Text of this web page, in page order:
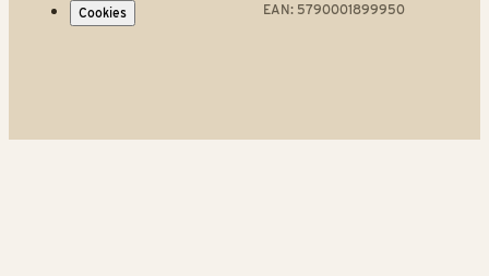
Cookies
EAN: 5790001899950